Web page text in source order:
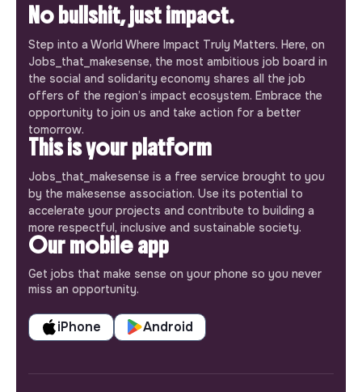
No bullshit, just impact.
Step into a World Where Impact Truly Matters. Here, on
Jobs_that_makesense, the most ambitious job board in
the social and solidarity economy shares all the job
offers of the region’s impact ecosystem. Embrace the
opportunity to join us and take action for a better
tomorrow.
This is your platform
Jobs_that_makesense is a free service brought to you
by the makesense association. Use its potential to
accelerate your projects and contribute to building a
more respectful, inclusive and sustainable society.
Our mobile app
Get jobs that make sense on your phone so you never
miss an opportunity.
iPhone Android